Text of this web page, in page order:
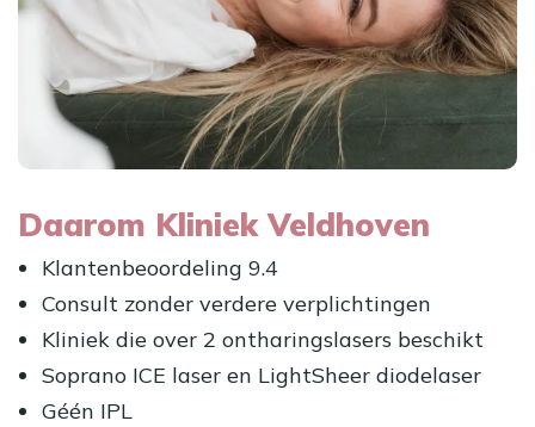
Daarom Kliniek Veldhoven
Klantenbeoordeling 9.4
Consult zonder verdere verplichtingen
Kliniek die over 2 ontharingslasers beschikt
Soprano ICE laser en LightSheer diodelaser
Géén IPL